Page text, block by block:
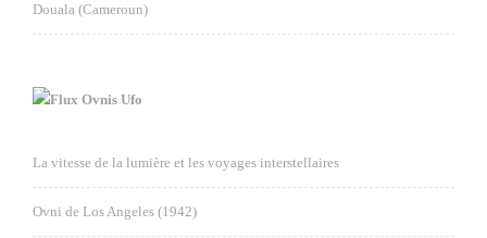
Douala (Cameroun)
Ovnis Ufo
La vitesse de la lumière et les voyages interstellaires
Ovni de Los Angeles (1942)